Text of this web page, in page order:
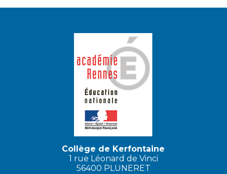
Collège de Kerfontaine
1 rue Léonard de Vinci
56400 PLUNERET